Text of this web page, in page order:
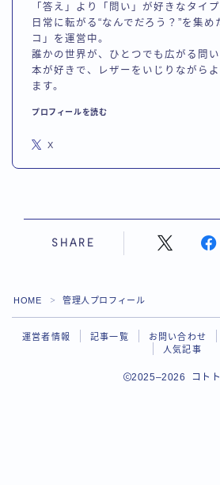
プライバシーポリシー
人気記事
「答え」より「問い」が好きなタイプ
日常に転がる“なんでだろう？”を集め
コ」を運営中。
誰かの世界が、ひとつでも広がる問
本が好きで、レザーをいじりながら
ます。
プロフィールを読む
X
SHARE
HOME ＞ 管理人プロフィール
運営者情報 記事一覧 お問い合わせ
人気記事
2025–2026 コト